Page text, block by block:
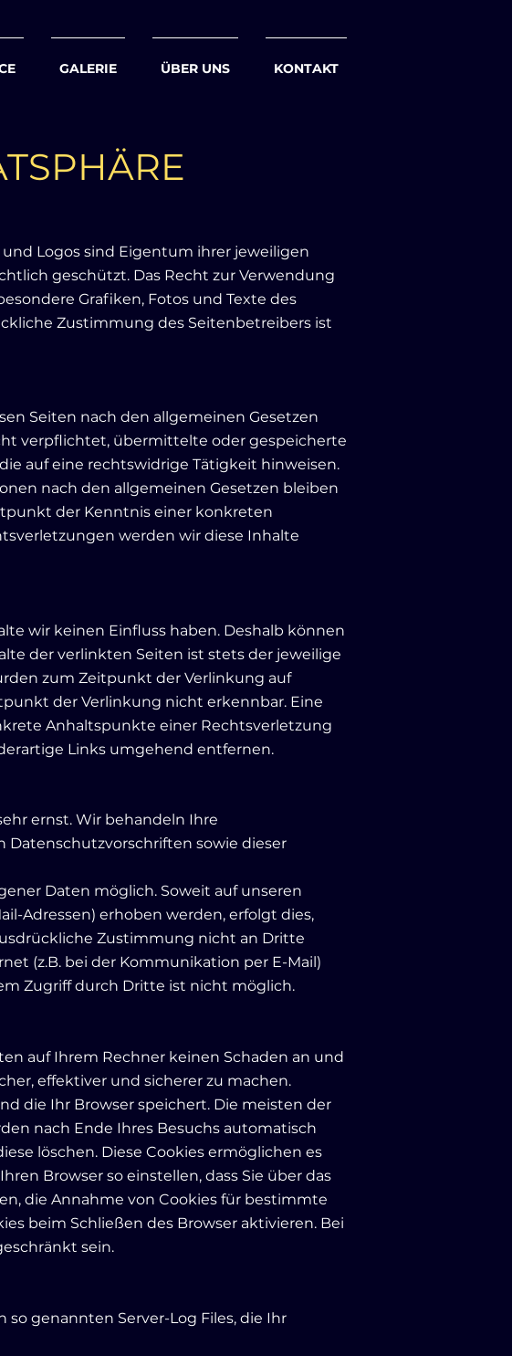
GALERIE ÜBER UNS KONTAKT
Logos sind Eigentum ihrer jeweiligen
geschützt. Das Recht zur Verwendung
Grafiken, Fotos und Texte des
Zustimmung des Seitenbetreibers ist
Seiten nach den allgemeinen Gesetzen
verpflichtet, übermittelte oder gespeicherte
auf eine rechtswidrige Tätigkeit hinweisen.
nach den allgemeinen Gesetzen bleiben
der Kenntnis einer konkreten
werden wir diese Inhalte
wir keinen Einfluss haben. Deshalb können
der verlinkten Seiten ist stets der jeweilige
zum Zeitpunkt der Verlinkung auf
der Verlinkung nicht erkennbar. Eine
Anhaltspunkte einer Rechtsverletzung
Links umgehend entfernen.
ernst. Wir behandeln Ihre
sowie dieser
Daten möglich. Soweit auf unseren
Adressen) erhoben werden, erfolgt dies,
Zustimmung nicht an Dritte
(z.B. bei der Kommunikation per E-Mail)
Zugriff durch Dritte ist nicht möglich.
auf Ihrem Rechner keinen Schaden an und
effektiver und sicherer zu machen.
die Ihr Browser speichert. Die meisten der
nach Ende Ihres Besuchs automatisch
löschen. Diese Cookies ermöglichen es
Browser so einstellen, dass Sie über das
die Annahme von Cookies für bestimmte
beim Schließen des Browser aktivieren. Bei
sein.
genannten Server-Log Files, die Ihr